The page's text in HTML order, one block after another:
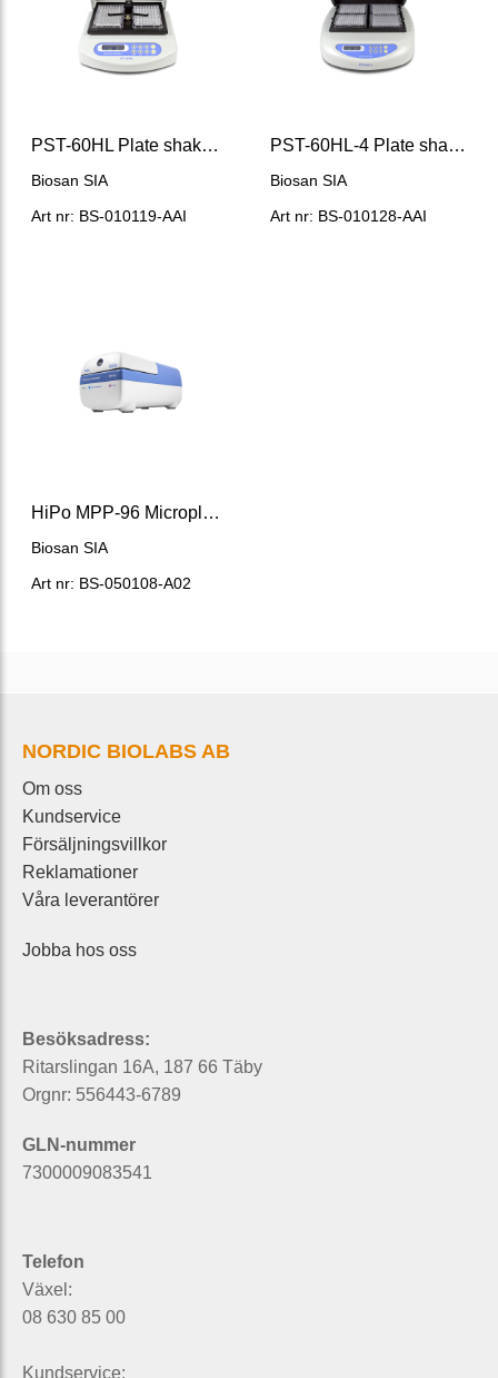
PST-60HL Plate shaker-thermostat
Biosan SIA
Art nr: BS-010119-AAI
PST-60HL-4 Plate shaker-thermostat
Biosan SIA
Art nr: BS-010128-AAI
HiPo MPP-96 Microplate Reader
Biosan SIA
Art nr: BS-050108-A02
NORDIC BIOLABS AB
Om oss
Kundservice
Försäljningsvillkor
Reklamationer
Våra leverantörer
Jobba hos oss
Besöksadress:
Ritarslingan 16A, 187 66 Täby
Orgnr: 556443-6789
GLN-nummer
7300009083541
Telefon
Växel:
08 630 85 00
Kundservice: